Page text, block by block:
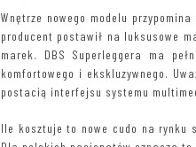
Wnętrze nowego modelu
producent postawił na luksusowe
marek. DBS Superleggera ma
komfortowego i ekskluzywnego.
postacią interfejsu systemu
Ile kosztuje to nowe cudo na rynku